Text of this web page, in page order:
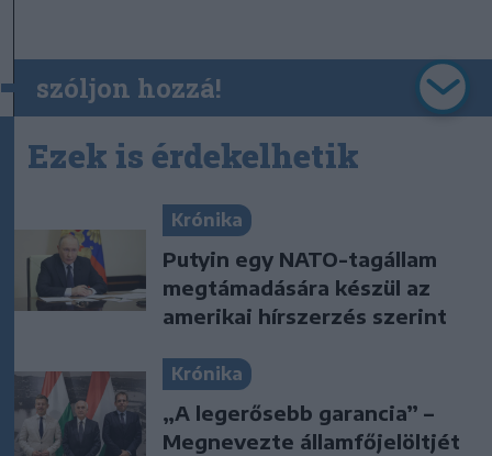
szóljon hozzá!
Ezek is érdekelhetik
Krónika
Putyin egy NATO-tagállam
megtámadására készül az
amerikai hírszerzés szerint
Krónika
„A legerősebb garancia” –
Megnevezte államfőjelöltjét